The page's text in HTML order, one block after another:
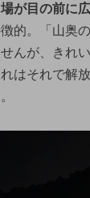
が目の前に
的。「山奥
んが、きれ
はそれで解